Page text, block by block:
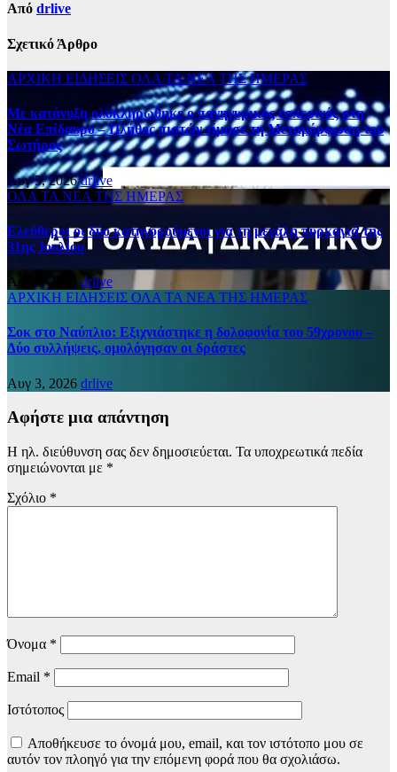
Από drlive
Σχετικό Άρθρο
ΑΡΧΙΚΗ ΕΙΔΗΣΕΙΣ ΟΛΑ ΤΑ ΝΕΑ ΤΗΣ ΗΜΕΡΑΣ
Με κατάνυξη ολοκληρώθηκε ο πανηγυρικός εσπερινός στη
Νέα Επίδαυρο – Πλήθος πιστών τίμησε τη Μεταμόρφωση του
Σωτήρος
Αυγ 5, 2026drlive
ΟΛΑ ΤΑ ΝΕΑ ΤΗΣ ΗΜΕΡΑΣ
Ελεύθεροι οι δύο κατηγορούμενοι για τη μεγάλη πυρκαγιά της
31ης Ιουλίου
Αυγ 5, 2026 drlive
ΑΡΧΙΚΗ ΕΙΔΗΣΕΙΣ ΟΛΑ ΤΑ ΝΕΑ ΤΗΣ ΗΜΕΡΑΣ
Σοκ στο Ναύπλιο: Εξιχνιάστηκε η δολοφονία του 59χρονου –
Δύο συλλήψεις, ομολόγησαν οι δράστες
Αυγ 3, 2026 drlive
Αφήστε μια απάντηση
Η ηλ. διεύθυνση σας δεν δημοσιεύεται. Τα υποχρεωτικά πεδία
σημειώνονται με *
Σχόλιο *
Όνομα *
Email *
Ιστότοπος
Αποθήκευσε το όνομά μου, email, και τον ιστότοπο μου σε
αυτόν τον πλοηγό για την επόμενη φορά που θα σχολιάσω.